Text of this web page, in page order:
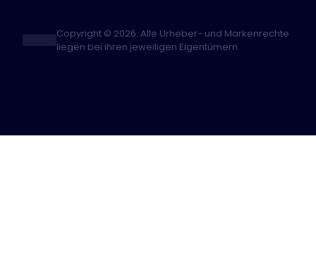
Copyright © 2026. Alle Urheber- und Markenrechte
liegen bei ihren jeweiligen Eigentümern.